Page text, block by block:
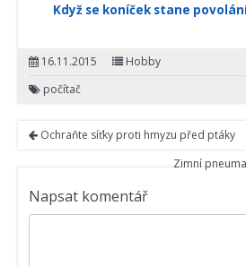
Když se koníček stane
16.11.2015
Hobby
počítač
Ochraňte síťky proti hmyzu před ptáky
Zimní
Napsat komentář